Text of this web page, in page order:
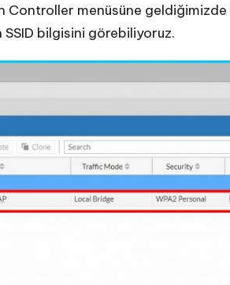
menüsüne geldiğimizde
SSID bilgisini görebiliyoruz.